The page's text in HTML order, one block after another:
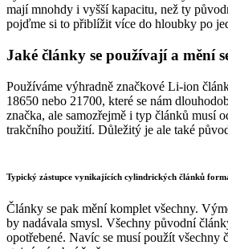
mají mnohdy i vyšší kapacitu, než ty
pojďme si to přiblížit více do hloubky po
Jaké články se používají a mění
Používáme výhradně značkové Li-ion
18650 nebo 21700, které se nám
značka, ale samozřejmě i typ článků musí
trakčního použití. Důležitý je ale také
Typický zástupce vynikajících cylindrických článků
Články se pak mění komplet všechny.
by nadávala smysl. Všechny původní
opotřebené. Navíc se musí použít všechny